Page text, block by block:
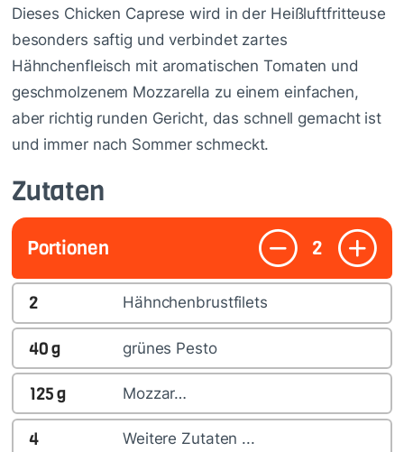
Dieses Chicken Caprese wird in der Heißluftfritteuse
besonders saftig und verbindet zartes
Hähnchenfleisch mit aromatischen Tomaten und
geschmolzenem Mozzarella zu einem einfachen,
aber richtig runden Gericht, das schnell gemacht ist
und immer nach Sommer schmeckt.
Zutaten
Portionen 2
2 Hähnchenbrustfilets
40g grünes Pesto
125g Mozzar…
4 Weitere Zutaten ...